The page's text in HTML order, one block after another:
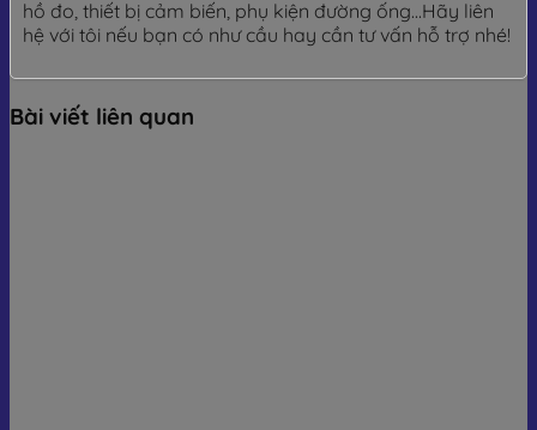
hồ đo, thiết bị cảm biến, phụ kiện đường ống...Hãy liên
hệ với tôi nếu bạn có như cầu hay cần tư vấn hỗ trợ nhé!
Bài viết liên quan